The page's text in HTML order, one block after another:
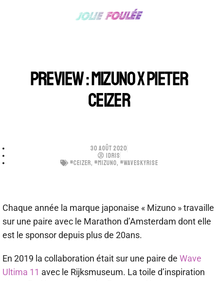
PREVIEW : MIZUNO X PIETER
CEIZER
30 AOÛT 2020
IDRIS
#CEIZER, #MIZUNO, #WAVESKYRISE
Chaque année la marque japonaise « Mizuno » travaille
sur une paire avec le Marathon d’Amsterdam dont elle
est le sponsor depuis plus de 20ans.
En 2019 la collaboration était sur une paire de Wave
Ultima 11 avec le Rijksmuseum. La toile d’inspiration